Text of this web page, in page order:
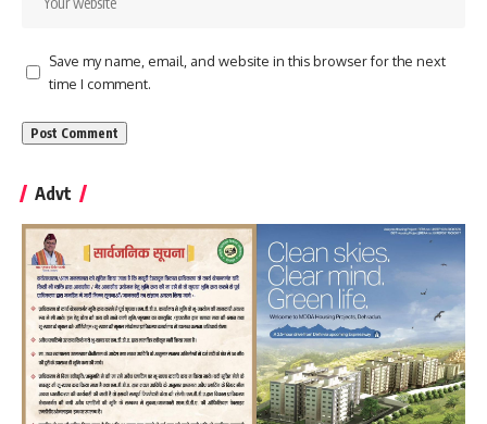
Save my name, email, and website in this browser for the next
time I comment.
Advt